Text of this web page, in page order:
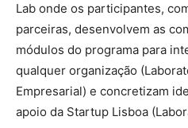
Lab onde os participantes,
parceiras, desenvolvem as
módulos do programa para
qualquer organização
Empresarial) e concretizam
apoio da Startup Lisboa